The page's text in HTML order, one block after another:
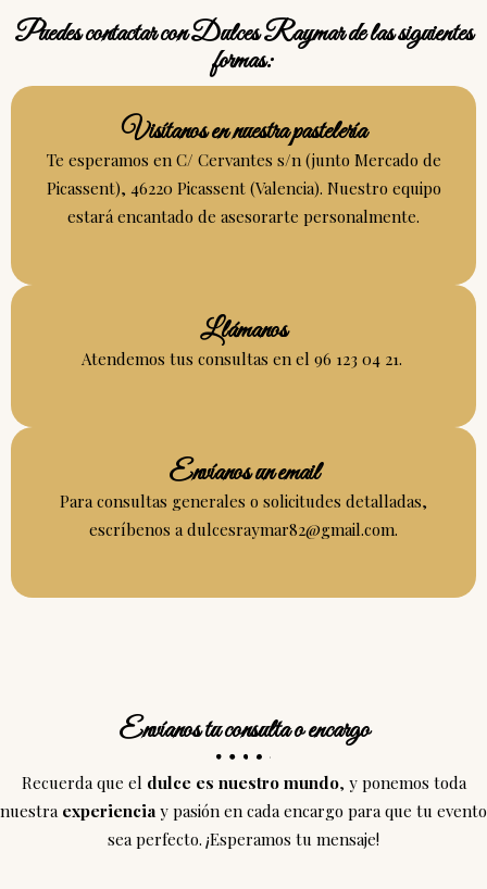
Puedes contactar con Dulces Raymar de las siguientes
formas:
Visítanos en nuestra pastelería
Te esperamos en C/ Cervantes s/n (junto Mercado de
Picassent), 46220 Picassent (Valencia). Nuestro equipo
estará encantado de asesorarte personalmente.
Llámanos
Atendemos tus consultas en el 96 123 04 21.
Envíanos un email
Para consultas generales o solicitudes detalladas,
escríbenos adulcesraymar82@gmail.com.
Envíanos tu consulta o encargo
Recuerda que el dulce es nuestro mundo, y ponemos toda
nuestra experiencia y pasión en cada encargo para que tu evento
sea perfecto. ¡Esperamos tu mensaje!